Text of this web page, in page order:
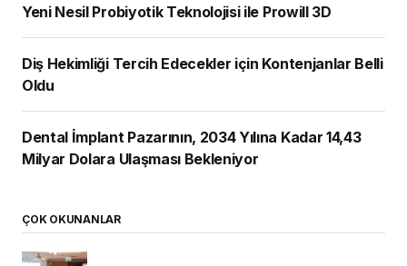
Yeni Nesil Probiyotik Teknolojisi ile Prowill 3D
Diş Hekimliği Tercih Edecekler için Kontenjanlar Belli
Oldu
Dental İmplant Pazarının, 2034 Yılına Kadar 14,43
Milyar Dolara Ulaşması Bekleniyor
ÇOK OKUNANLAR